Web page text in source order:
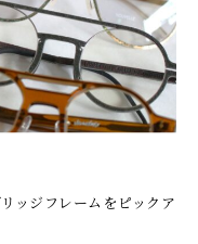
ッジフレームをピックア